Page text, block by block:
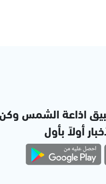
اذاعة الشمس
أولاً بأول